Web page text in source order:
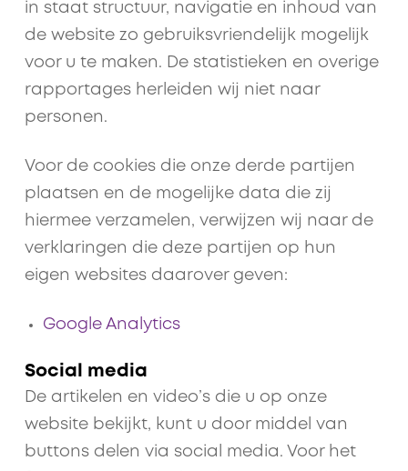
in staat structuur, navigatie en inhoud van
de website zo gebruiksvriendelijk mogelijk
voor u te maken. De statistieken en overige
rapportages herleiden wij niet naar
personen.
Voor de cookies die onze derde partijen
plaatsen en de mogelijke data die zij
hiermee verzamelen, verwijzen wij naar de
verklaringen die deze partijen op hun
eigen websites daarover geven:
Google Analytics
Social media
De artikelen en video’s die u op onze
website bekijkt, kunt u door middel van
buttons delen via social media. Voor het